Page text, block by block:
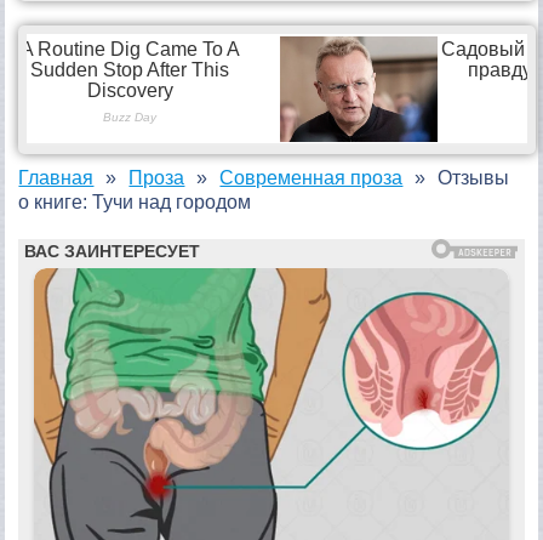
Главная Проза Современная проза
Отзывы
о книге: Тучи над городом